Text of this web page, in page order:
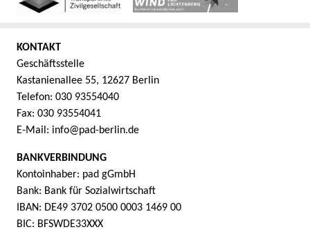
KONTAKT
Geschäftsstelle
Kastanienallee 55, 12627 Berlin
Telefon: 030 93554040
Fax: 030 93554041
E-Mail: info@pad-berlin.de
BANKVERBINDUNG
Kontoinhaber: pad gGmbH
Bank: Bank für Sozialwirtschaft
IBAN: DE49 3702 0500 0003 1469 00
BIC: BFSWDE33XXX